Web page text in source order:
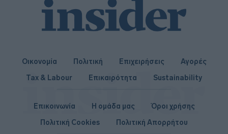
Οικονομία Πολιτική Επιχειρήσεις
Αγορές
Tax & Labour
Επικαιρότητα Sustainability
Επικοινωνία Η ομάδα μας
Όροι χρήσης
Πολιτική Cookies
Πολιτική Απορρήτου